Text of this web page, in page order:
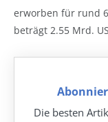
erworben für rund
beträgt 2.55 Mrd.
Die besten